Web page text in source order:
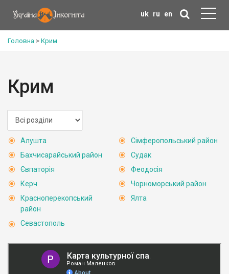
uk ru en
Головна > Крим
Крим
Алушта
Бахчисарайський район
Євпаторія
Керч
Красноперекопський
район
Севастополь
Сімферопольський район
Судак
Феодосія
Чорноморський район
Ялта